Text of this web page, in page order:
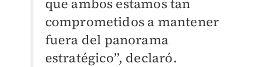
comprometidos a mantener
fuera del panorama
estratégico”, declaró.